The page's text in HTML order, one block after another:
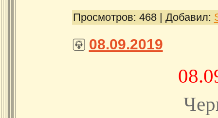
Просмотров: 468 | Добавил:
08.09.2019